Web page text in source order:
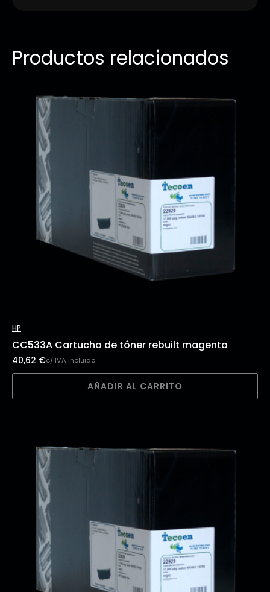
Productos relacionados
HP
CC533A Cartucho de tóner rebuilt magenta
40,62 €c/ IVA incluido
AÑADIR AL CARRITO